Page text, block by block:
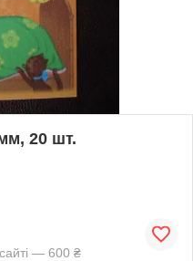
20 шт.
— 600 ₴